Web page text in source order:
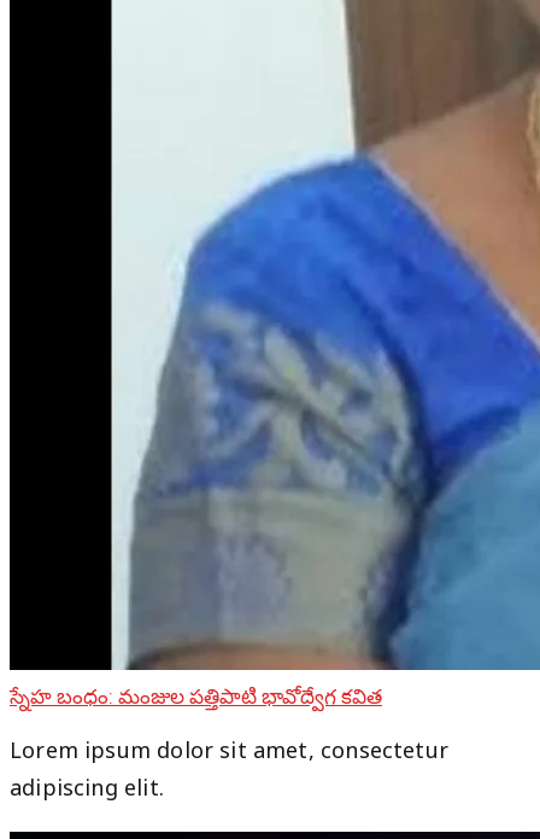
స్నేహ బంధం: మంజుల పత్తిపాటి భావోద్వేగ కవిత
Lorem ipsum dolor sit amet, consectetur
adipiscing elit.